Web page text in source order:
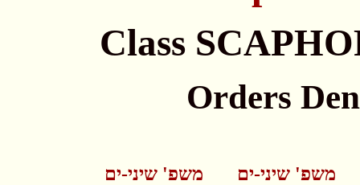
Orders
משפ' שיני-ים משפ' שיני-ים